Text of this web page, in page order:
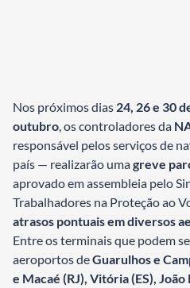
Nos próximos dias 24, 26 e 30
outubro , os controladores da
responsável pelos serviços de
país — realizarão umagreve
aprovado em assembleia pelo
Trabalhadores na Proteção ao
atrasos pontuais em diversos
Entre os terminais que podem
aeroportos deGuarulhos e
e Macaé (RJ), Vitória (ES), João